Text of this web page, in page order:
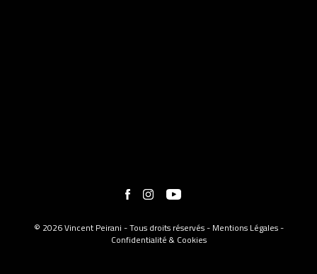
© 2026 Vincent Peirani - Tous droits réservés - Mentions Légales-
Confidentialité & Cookies